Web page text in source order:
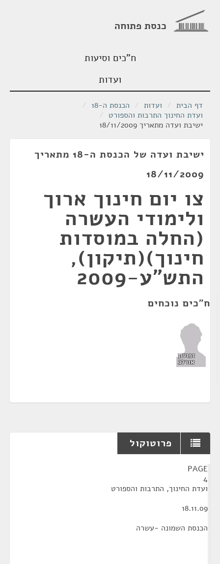
כנסת פתוחה
ח"כים וסיעות
ועדות
דף הבית / ועדות / הכנסת ה-18
/
ועדת החינוך התרבות והספורט /
ישיבת ועדה מתאריך 18/11/2009
ישיבת ועדה של הכנסת ה-18 מתאריך
18/11/2009
צו יום חינוך ארוך
ולימודי העשרה
(החלה במוסדות
חינוך)(תיקון),
התש"ע-2009
ח"כים נוכחים
זבולון
אורלב
פרוטוקול
PAGE
4
ועדת החינוך, התרבות והספורט
18.11.09
הכנסת השמונה -עשרה